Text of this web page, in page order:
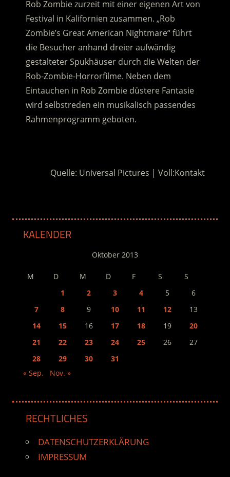
Rob Zombie zurzeit mit einer eigenen Art von
Festival in Kalifornien zusammen. „Rob
Zombie’s Great American Nightmare“ führt
die Besucher anhand dreier aufwändig
gestalteter Spukhäuser durch die Welten der
Rob-Zombie-Horrorfilme. Neben dem
Eintauchen in Rob Zombie düstere Fantasie
wird selbstreden ein musikalisch passendes
Rahmenprogramm geboten.
Quelle: Universal Pictures | Voll:Kontakt
KALENDER
Oktober 2013
M D M D F S
S
1
2 3 4 5
6
7
8 9 10 11 12
13
14
15 16 17 18 19
20
21
22 23 24 25 26
27
28
29 30
31
« Sep.
Nov. »
RECHTLICHES
DATENSCHUTZERKLÄRUNG
IMPRESSUM